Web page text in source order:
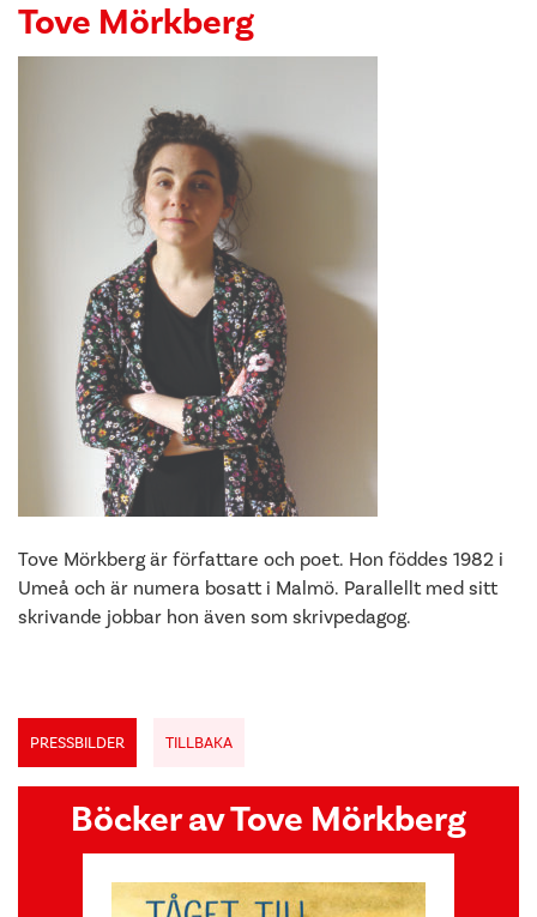
Tove Mörkberg
Tove Mörkberg är författare och poet. Hon föddes 1982 i
Umeå och är numera bosatt i Malmö. Parallellt med sitt
skrivande jobbar hon även som skrivpedagog.
PRESSBILDER TILLBAKA
Böcker av Tove Mörkberg